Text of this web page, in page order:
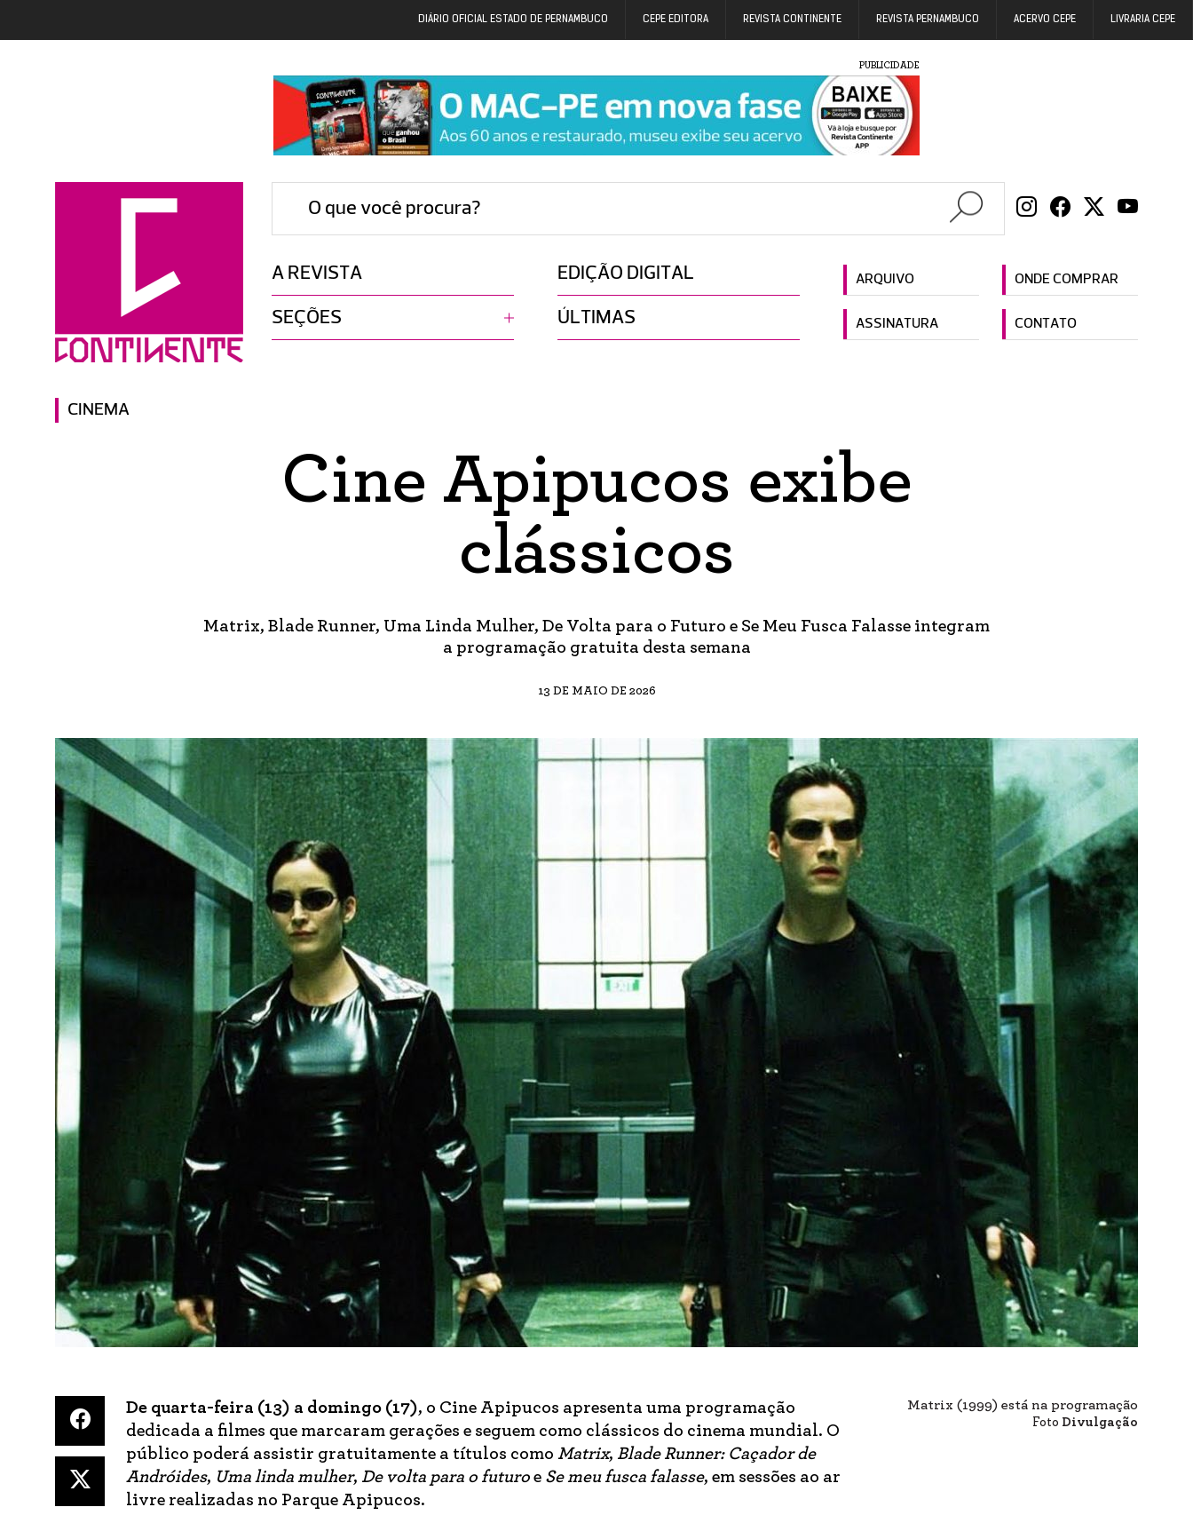
DIÁRIO OFICIAL ESTADO DE PERNAMBUCO CEPE EDITORA REVISTA CONTINENTE REVISTA PERNAMBUCO ACERVO CEPE LIVRARIA CEPE
PUBLICIDADE
O que você procura?
A REVISTA EDIÇÃO DIGITAL ARQUIVO ONDE COMPRAR
SEÇÕES ÚLTIMAS ASSINATURA CONTATO
CINEMA
Cine Apipucos exibe
clássicos
Matrix, Blade Runner, Uma Linda Mulher, De Volta para o Futuro e Se Meu Fusca Falasse integram
a programação gratuita desta semana
13 DE MAIO DE 2026
Matrix (1999) está na programação
Foto Divulgação
De quarta-feira (13) a domingo (17), o Cine Apipucos apresenta uma programação
dedicada a filmes que marcaram gerações e seguem como clássicos do cinema mundial. O
público poderá assistir gratuitamente a títulos como Matrix, Blade Runner: Caçador de
Andróides, Uma linda mulher, De volta para o futuro e Se meu fusca falasse, em sessões ao ar
livre realizadas no Parque Apipucos.